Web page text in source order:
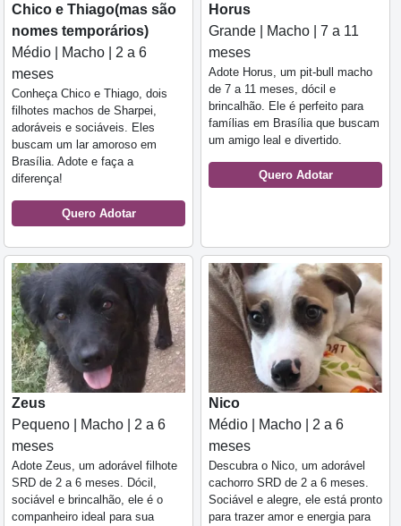
Chico e Thiago(mas são
nomes temporários)
Médio | Macho | 2 a 6
meses
Conheça Chico e Thiago, dois
filhotes machos de Sharpei,
adoráveis e sociáveis. Eles
buscam um lar amoroso em
Brasília. Adote e faça a
diferença!
Quero Adotar
Horus
Grande | Macho | 7 a 11
meses
Adote Horus, um pit-bull macho
de 7 a 11 meses, dócil e
brincalhão. Ele é perfeito para
famílias em Brasília que buscam
um amigo leal e divertido.
Quero Adotar
Zeus
Pequeno | Macho | 2 a 6
meses
Adote Zeus, um adorável filhote
SRD de 2 a 6 meses. Dócil,
sociável e brincalhão, ele é o
companheiro ideal para sua
Nico
Médio | Macho | 2 a 6
meses
Descubra o Nico, um adorável
cachorro SRD de 2 a 6 meses.
Sociável e alegre, ele está pronto
para trazer amor e energia para